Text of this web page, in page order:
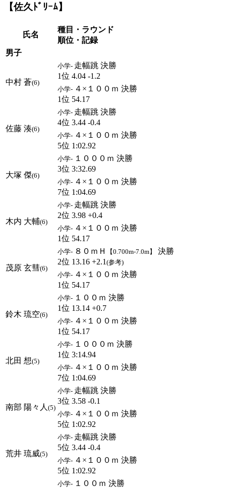
【佐久ﾄﾞﾘｰﾑ】
氏名
種目・ラウンド
順位・記録
男子
中村 蒼(6)
小学- 走幅跳 決勝
1位 4.04 -1.2
小学- ４×１００ｍ 決勝
1位 54.17
佐藤 湊(6)
小学- 走幅跳 決勝
4位 3.44 -0.4
小学- ４×１００ｍ 決勝
5位 1:02.92
大塚 傑(6)
小学- １０００ｍ 決勝
3位 3:32.69
小学- ４×１００ｍ 決勝
7位 1:04.69
木内 大輔(6)
小学- 走幅跳 決勝
2位 3.98 +0.4
小学- ４×１００ｍ 決勝
1位 54.17
茂原 玄彗(6)
小学- ８０ｍＨ 【0.700m-7.0m】
決勝
2位 13.16 +2.1 (参考)
小学- ４×１００ｍ 決勝
1位 54.17
鈴木 琉空(6)
小学- １００ｍ 決勝
1位 13.14 +0.7
小学- ４×１００ｍ 決勝
1位 54.17
北田 想(5)
小学- １０００ｍ 決勝
1位 3:14.94
小学- ４×１００ｍ 決勝
7位 1:04.69
南部 陽々人 (5)
小学- 走幅跳 決勝
3位 3.58 -0.1
小学- ４×１００ｍ 決勝
5位 1:02.92
荒井 琉威(5)
小学- 走幅跳 決勝
5位 3.44 -0.4
小学- ４×１００ｍ 決勝
5位 1:02.92
小学- １００ｍ 決勝